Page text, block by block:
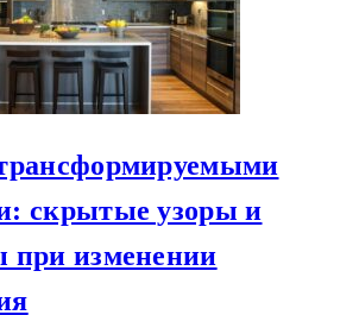
скрытые узоры и
при изменении